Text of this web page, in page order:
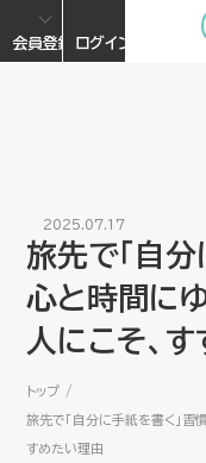
会員登録 ログイン
2025.07.17
旅先で「自分
心と時間に
人にこそ、
トップ
旅先で「自分に手紙を書く」習
すめたい理由